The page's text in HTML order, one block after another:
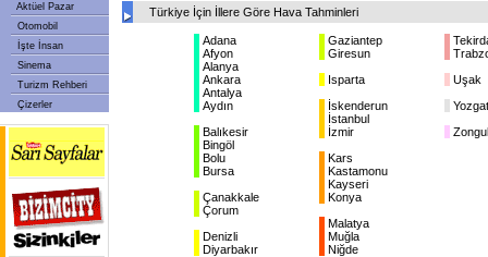
Aktüel Pazar
Otomobil
İşte İnsan
Sinema
Turizm Rehberi
Çizerler
Türkiye İçin İllere Göre Hava Tahminleri
Adana Gaziantep
Afyon
Giresun
Alanya
Ankara
Isparta
Uşak
Antalya
Aydın
İskenderun
Yozgat
İstanbul
Balıkesir
İzmir
Bingöl
Bolu
Kars
Bursa
Kastamonu
Kayseri
Çanakkale
Konya
Çorum
Malatya
Denizli
Muğla
Diyarbakır
Niğde